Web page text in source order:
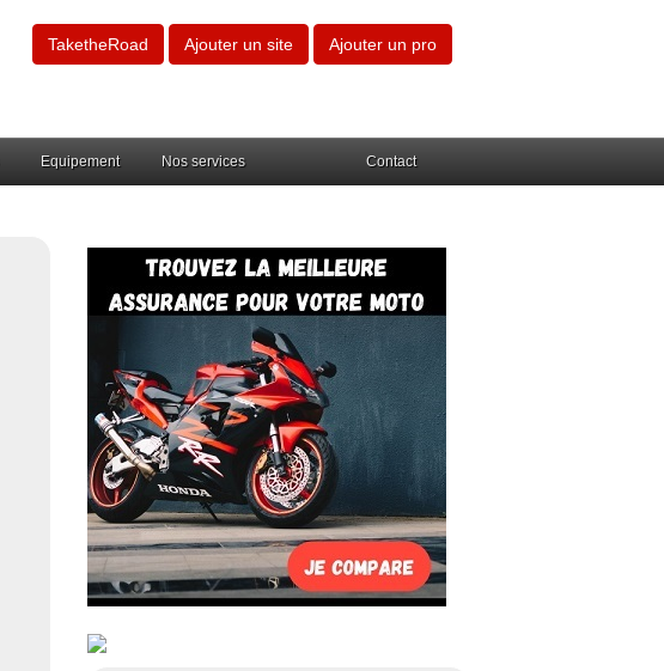
TaketheRoad Ajouter un site Ajouter un pro
Equipement Nos services Contact